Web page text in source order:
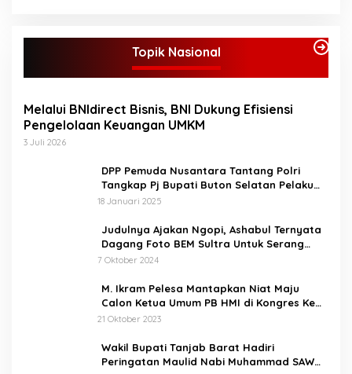
Topik Nasional
Melalui BNIdirect Bisnis, BNI Dukung Efisiensi
Pengelolaan Keuangan UMKM
3 Juli 2026
DPP Pemuda Nusantara Tantang Polri
Tangkap Pj Bupati Buton Selatan Pelaku
Penganiaya Aktvis HMI
18 Januari 2025
Judulnya Ajakan Ngopi, Ashabul Ternyata
Dagang Foto BEM Sultra Untuk Serang
Paslon
7 Oktober 2024
M. Ikram Pelesa Mantapkan Niat Maju
Calon Ketua Umum PB HMI di Kongres Ke
XXXII Pontianak
21 Oktober 2023
Wakil Bupati Tanjab Barat Hadiri
Peringatan Maulid Nabi Muhammad SAW